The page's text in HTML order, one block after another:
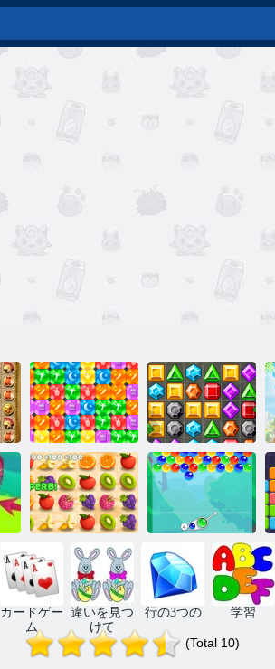
ピラミッドダ
イヤモンド
ダイヤモンド
フィーバー
ジューシーダ
ッシュ
秘密のバブル
と仲間たち
カードゲー
ム
違いを見つ
けて
行の3つの 学習
(Total 10)